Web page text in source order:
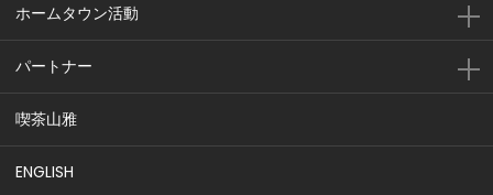
ホームタウン活動
パートナー
喫茶山雅
ENGLISH